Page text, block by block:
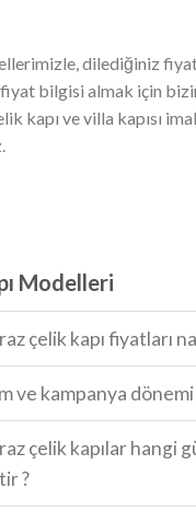
dilediğiniz
bilgisi almak için
kapı ve villa kapısı
Modelleri
çelik kapı fiyatları
ve kampanya dönemi
çelik kapılar hangi
?